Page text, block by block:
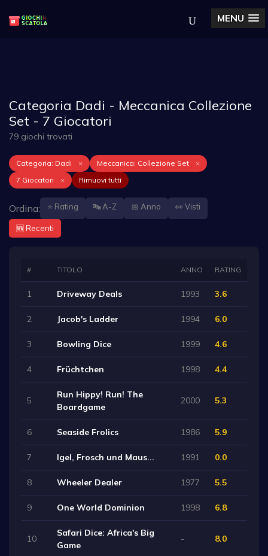
MENU
Categoria Dadi - Meccanica Collezione
Set - 7 Giocatori
79 giochi trovati
Categoria: Dadi × Meccanica: Collezione Set
×
7 Giocatori
× Rimuovi tutti
Ordina: ⭐ Rating 🔤 A-Z 📅 Anno 👀 Visti
🆕 Recenti
# TITOLO ANNO RATING
1 Driveway Deals 1993 3.6
2 Jacob's Ladder 1994 6.0
3 Bowling Dice 1999 4.6
4 Früchtchen 1998 4.4
5
Run Hippy! Run! The
Boardgame
2000 5.3
6 Seaside Frolics 1986 5.9
7 Igel, Frosch und Maus... 1991 0.0
8 Wheeler Dealer 1977 5.5
9 One World Dominion 1998 6.8
10
Safari Dice: Africa's Big
Game
- 8.0